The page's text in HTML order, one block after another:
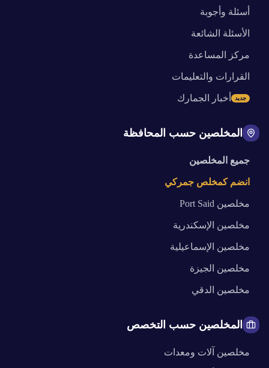
أسئلة وأجوبة
الأسئلة الشائعة
مركز المساعدة
القرارات والتعليمات
أخبار الجمارك جديد
المخلصين حسب المحافظة
جميع المخلصين
انضم كمخلص جمركي
مخلصين Port Said
مخلصين الإسكندرية
مخلصين الإسماعيلية
مخلصين الجيزة
مخلصين الدقي
المخلصين حسب التخصص
مخلصين آلات ومعدات